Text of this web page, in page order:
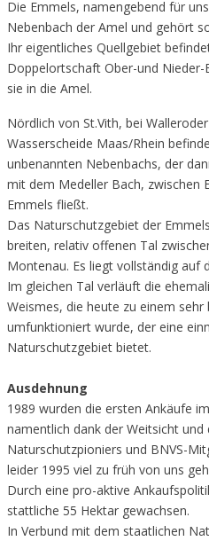
Die Emmels, namengebend für
Nebenbach der Amel und gehört
Ihr eigentliches Quellgebiet
Doppelortschaft Ober-und
sie in die Amel.
Nördlich von St.Vith, bei
Wasserscheide Maas/Rhein
unbenannten Nebenbachs, der
mit dem Medeller Bach, zwischen
Emmels fließt.
Das Naturschutzgebiet der
breiten, relativ offenen Tal
Montenau. Es liegt vollständig auf
Im gleichen Tal verläuft die
Weismes, die heute zu einem
umfunktioniert wurde, der eine
Naturschutzgebiet bietet.
Ausdehnung
1989 wurden die ersten Ankäufe
namentlich dank der Weitsicht
Naturschutzpioniers und BNVS-
leider 1995 viel zu früh von uns
Durch eine pro-aktive
stattliche 55 Hektar gewachsen.
In Verbund mit dem staatlichen